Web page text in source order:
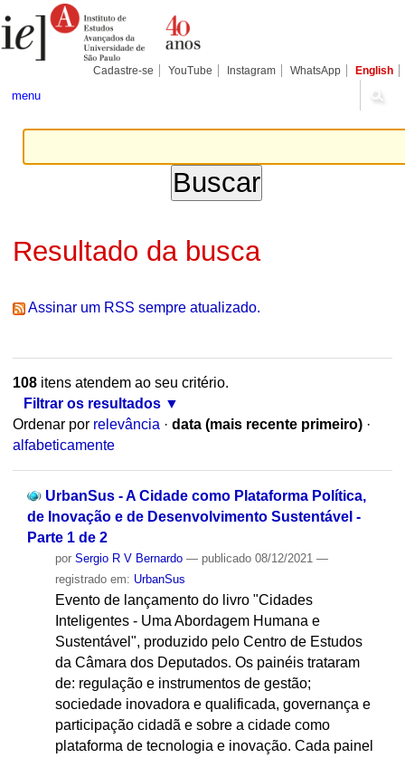
para
conteúdo.
Pessoais
Cadastre-se YouTube Instagram WhatsApp English
menu
Resultado da busca
Assinar um RSS sempre atualizado.
108itens atendem ao seu critério.
Filtrar os resultados
Ordenar por relevância · data (mais recente primeiro) ·
alfabeticamente
UrbanSus - A Cidade como Plataforma Política,
de Inovação e de Desenvolvimento Sustentável -
Parte 1 de 2
por Sergio R V Bernardo — publicado08/12/2021 —
registrado em: UrbanSus
Evento de lançamento do livro "Cidades
Inteligentes - Uma Abordagem Humana e
Sustentável", produzido pelo Centro de Estudos
da Câmara dos Deputados. Os painéis trataram
de: regulação e instrumentos de gestão;
sociedade inovadora e qualificada, governança e
participação cidadã e sobre a cidade como
plataforma de tecnologia e inovação. Cada painel